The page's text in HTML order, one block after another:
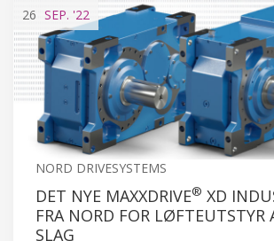
26 SEP. '22
NORD DRIVESYSTEMS
DET NYE MAXXDRIVE® XD
FRA NORD FOR LØFTEUTSTYR
SLAG